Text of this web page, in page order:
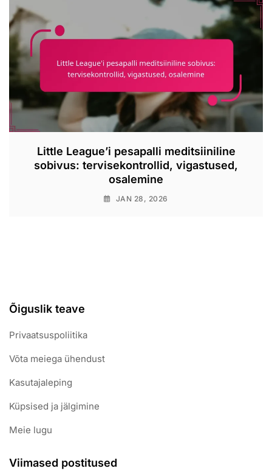
Little League’i pesapalli meditsiiniline
sobivus: tervisekontrollid, vigastused,
osalemine
JAN 28, 2026
Õiguslik teave
Privaatsuspoliitika
Võta meiega ühendust
Kasutajaleping
Küpsised ja jälgimine
Meie lugu
Viimased postitused